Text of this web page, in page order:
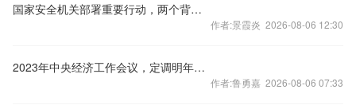
国家安全机关部署重要行动，两个背景值得关注
作者:景霞炎 2026-08-06 12:30
2023年中央经济工作会议，定调明年经济工作
作者:鲁勇嘉 2026-08-06 07:33